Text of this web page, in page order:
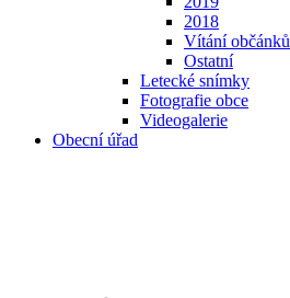
2018
Vítání občánků
Ostatní
Letecké snímky
Fotografie obce
Videogalerie
Obecní úřad